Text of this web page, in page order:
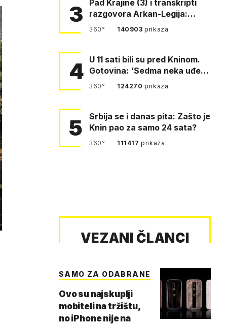
3
Pad Krajine (3) i transkripti
razgovora Arkan-Legija:
'Čujem, prelazite ustašam…
360° 140903prikaza
4 U 11 sati bili su pred Kninom.
Gotovina: 'Sedma neka uđe,
4. gardijska neka g…
360° 124270prikaza
5
Srbija se i danas pita: Zašto je
Knin pao za samo 24 sata?
360° 111417prikaza
VEZANI ČLANCI
SAMO ZA ODABRANE
Ovo su najskuplji
mobiteli na tržištu,
no iPhone nije na